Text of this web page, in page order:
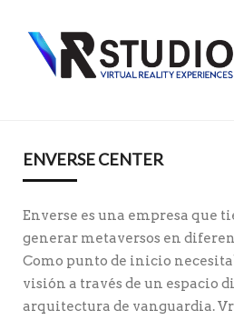
ENVERSE CENTER
Enverse es una empresa que
generar metaversos en
Como punto de inicio
visión a través de un espacio
arquitectura de vanguardia.